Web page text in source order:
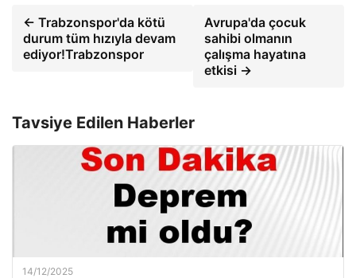
← Trabzonspor'da kötü
durum tüm hızıyla devam
ediyor!Trabzonspor
Avrupa'da çocuk
sahibi olmanın
çalışma hayatına
etkisi →
Tavsiye Edilen Haberler
14/12/2025